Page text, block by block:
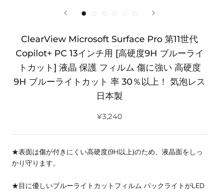
ClearView Microsoft Surface Pro 第11世代
Copilot+ PC 13インチ用 [高硬度9H ブルーライ
トカット] 液晶 保護 フィルム 傷に強い 高硬度
9H ブルーライトカット 率 30％以上！ 気泡レス
日本製
¥3,240
★表面は傷が付きにくい高硬度(9H以上)のため、液晶面をしっ
かり守ります。
★目に優しいブルーライトカットフィルム バックライトがLED